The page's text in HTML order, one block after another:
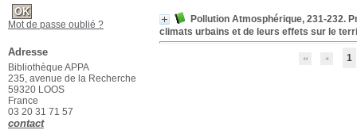
Pollution Atmosphérique, 231-232.
climats urbains et de leurs effets sur le
1
Mot de passe oublié ?
Adresse
Bibliothèque APPA
235, avenue de la Recherche
59320 LOOS
France
03 20 31 71 57
contact